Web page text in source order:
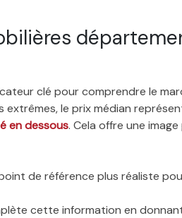
clé pour comprendre le
extrêmes, le prix médian
en dessous. Cela offre une
de référence plus réaliste
cette information en